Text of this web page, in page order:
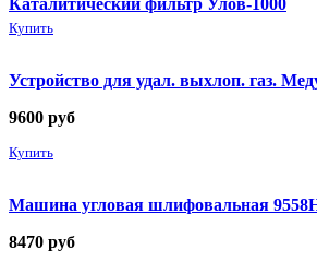
Каталитический фильтр Улов-1000
Купить
Устройство для удал. выхлоп. газ.
9600 руб
Купить
Машина угловая шлифовальная
8470 руб